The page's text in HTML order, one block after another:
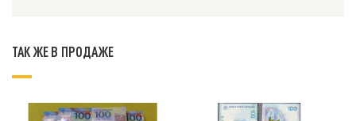
ТАК ЖЕ В ПРОДАЖЕ